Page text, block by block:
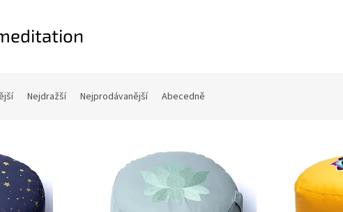
Nejdražší Nejprodávanější Abecedně